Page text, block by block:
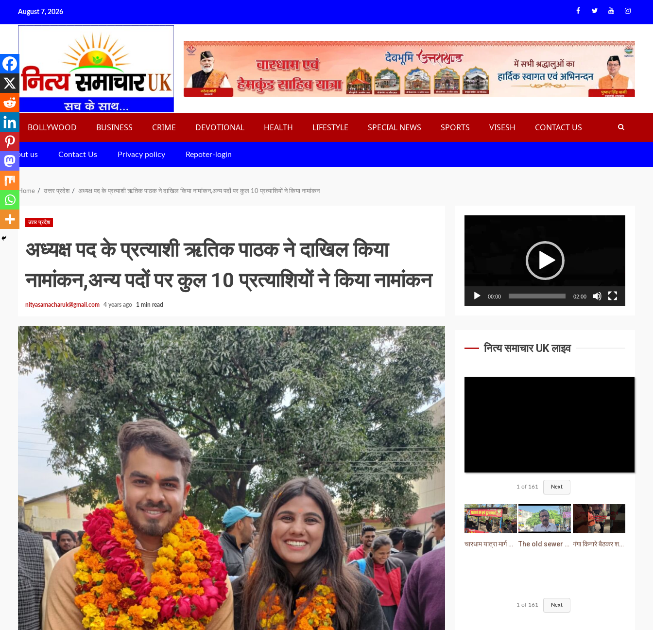
content
August 7, 2026 Facebook
TwiteerYoutube
BOLLYWOOD BUSINESS CRIME DEVOTIONAL HEALTH LIFESTYLE SPECIAL NEWS SPORTS VISESH CONTACT US
About us Contact Us Privacy policy Repoter-login
Home उत्तर प्रदेश अध्यक्ष पद के प्रत्याशी ऋतिक पाठक ने दाखिल किया नामांकन,अन्य पदों पर कुल 10 प्रत्याशियों ने किया नामांकन
उत्तर प्रदेश
अध्यक्ष पद के प्रत्याशी ऋतिक पाठक ने दाखिल किया
नामांकन,अन्य पदों पर कुल 10 प्रत्याशियों ने किया नामांकन
nityasamacharuk@gmail.com 4 years ago 1 min read
00:00 02:00
नित्य समाचार UK लाइव
1 of 161 Next
चारधाम यात्रा मार्ग से प्रशासन ने हटाया अतिक्रमण The old sewer line has become a problem for the people. Sewer water is entering people's houses. गंगा किनारे बैठकर शराब पीना युवक को पड़ा भारी लोगों ने सिखा दी मर्यादा
1 of 161 Next